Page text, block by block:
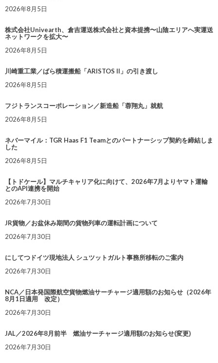
2026年8月5日
株式会社Univearth、倉吉運送株式会社と資本提携〜山陰エリアへ実運送
ネットワークを拡大〜
2026年8月5日
川崎重工業／ばら積運搬船「ARISTOS II」の引き渡し
2026年8月5日
フジトランスコーポレーション／新造船「蓉翔丸」就航
2026年8月5日
ネバーマイル：TGR Haas F1 Teamとのパートナーシップ契約を締結しま
した
2026年8月5日
【トドケール】マルチキャリア化に向けて、2026年7月よりヤマト運輸
とのAPI連携を開始
2026年7月30日
JR貨物／お盆休み期間の貨物列車の運転計画について
2026年7月30日
にしてつドイツ現地法人 シュツットガルト事務所移転のご案内
2026年7月30日
NCA／日本発国際航空貨物燃油サーチャージ適用額のお知らせ（2026年
8月1日適用 改定）
2026年7月30日
JAL／2026年8月前半 燃油サーチャージ適用額のお知らせ(変更)
2026年7月30日